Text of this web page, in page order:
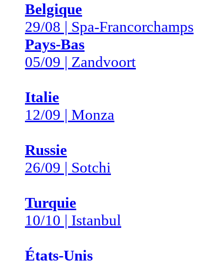
Belgique
29/08 | Spa-Francorchamps
Pays-Bas
05/09 | Zandvoort
Italie
12/09 | Monza
Russie
26/09 | Sotchi
Turquie
10/10 | Istanbul
États-Unis